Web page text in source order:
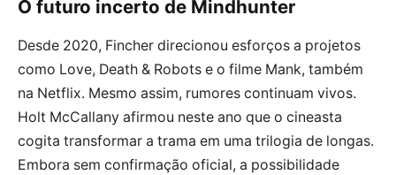
O futuro incerto de Mindhunter
Desde 2020, Fincher direcionou esforços a projetos
como Love, Death & Robots e o filme Mank, também
na Netflix. Mesmo assim, rumores continuam vivos.
Holt McCallany afirmou neste ano que o cineasta
cogita transformar a trama em uma trilogia de longas.
Embora sem confirmação oficial, a possibilidade